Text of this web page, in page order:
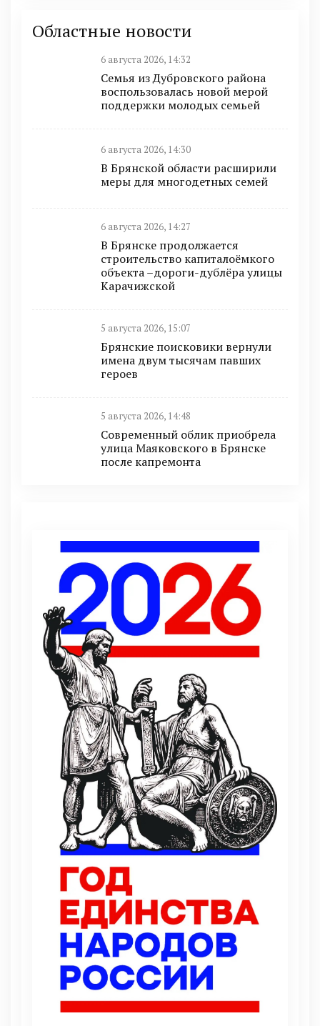
Областные новости
6 августа 2026, 14:32
Семья из Дубровского района
воспользовалась новой мерой
поддержки молодых семьей
6 августа 2026, 14:30
В Брянской области расширили
меры для многодетных семей
6 августа 2026, 14:27
В Брянске продолжается
строительство капиталоёмкого
объекта –дороги-дублёра улицы
Карачижской
5 августа 2026, 15:07
Брянские поисковики вернули
имена двум тысячам павших
героев
5 августа 2026, 14:48
Современный облик приобрела
улица Маяковского в Брянске
после капремонта